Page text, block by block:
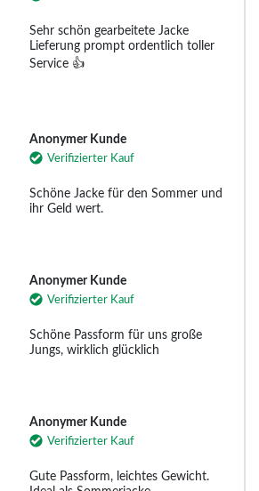
Sehr schön gearbeitete Jacke
Lieferung prompt ordentlich toller
Service 👍
Anonymer Kunde
Verifizierter Kauf
Schöne Jacke für den Sommer und
ihr Geld wert.
Anonymer Kunde
Verifizierter Kauf
Schöne Passform für uns große
Jungs, wirklich glücklich
Anonymer Kunde
Verifizierter Kauf
Gute Passform, leichtes Gewicht.